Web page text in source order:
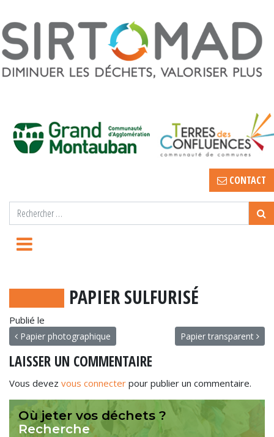
CONTACT
PAPIER SULFURISÉ
Publié le
NAVIGATION
Papier photographique Papier transparent
LAISSER UN COMMENTAIRE
Vous devez vous connecter pour publier un commentaire.
Où jeter vos déchets ?
Recherche